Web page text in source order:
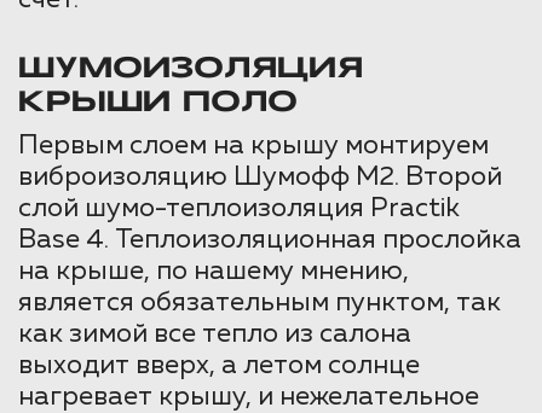
ШУМОИЗОЛЯЦИЯ
КРЫШИ ПОЛО
Первым слоем на крышу монтируем
виброизоляцию Шумофф М2. Второй
слой шумо-теплоизоляция Practik
Base 4. Теплоизоляционная прослойка
на крыше, по нашему мнению,
является обязательным пунктом, так
как зимой все тепло из салона
выходит вверх, а летом солнце
нагревает крышу, и нежелательное